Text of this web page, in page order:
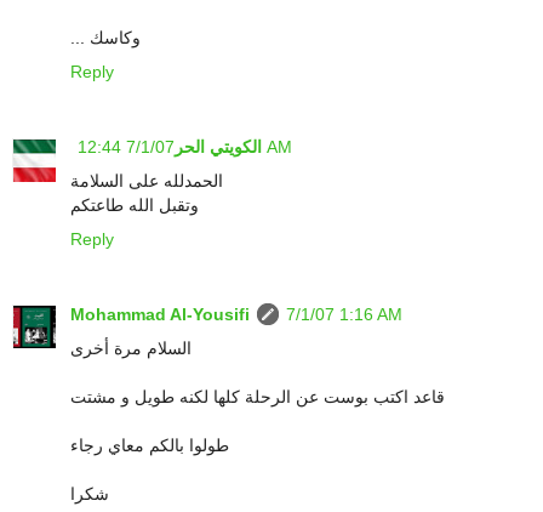
... وكاسك
Reply
الكويتي الحر 7/1/07 12:44 AM
الحمدلله على السلامة
وتقبل الله طاعتكم
Reply
Mohammad Al-Yousifi
7/1/07 1:16 AM
السلام مرة أخرى
قاعد اكتب بوست عن الرحلة كلها لكنه طويل و مشتت
طولوا بالكم معاي رجاء
شكرا